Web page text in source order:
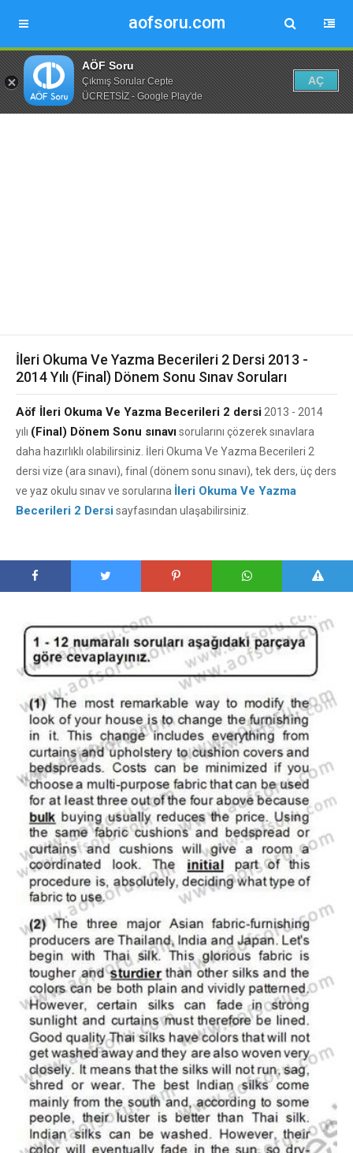
aofsoru.com
AÖF Soru
Çıkmış Sorular Cepte
ÜCRETSİZ - Google Play'de
AÇ
İleri Okuma Ve Yazma Becerileri 2 Dersi 2013 -
2014 Yılı (Final) Dönem Sonu Sınav Soruları
Aöf İleri Okuma Ve Yazma Becerileri 2 dersi 2013 - 2014
yılı (Final) Dönem Sonu sınavısorularını çözerek sınavlara
daha hazırlıklı olabilirsiniz. İleri Okuma Ve Yazma Becerileri 2
dersi vize (ara sınavı), final (dönem sonu sınavı), tek ders, üç ders
ve yaz okulu sınav ve sorularına İleri Okuma Ve Yazma
Becerileri 2 Dersisayfasından ulaşabilirsiniz.